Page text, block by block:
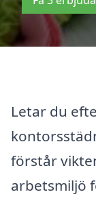
Letar du
förstår
arbetsmiljö